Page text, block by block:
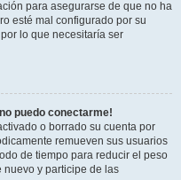
para asegurarse de que no ha
esté mal configurado por su
lo que necesitaría ser
puedo conectarme!
o borrado su cuenta por
remueven sus usuarios
de tiempo para reducir el peso
nuevo y participe de las